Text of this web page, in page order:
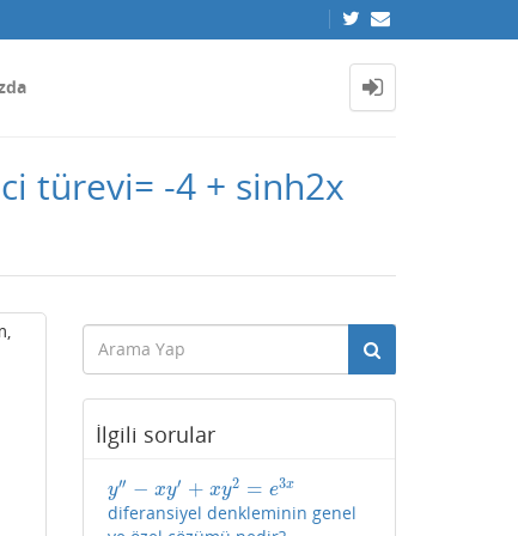
türevi= -4 + sinh2x
İlgili sorular
y′′ − xy′ + xy2 = e3x
y″− xy +xy2 =e 3x
diferansiyel denkleminin genel